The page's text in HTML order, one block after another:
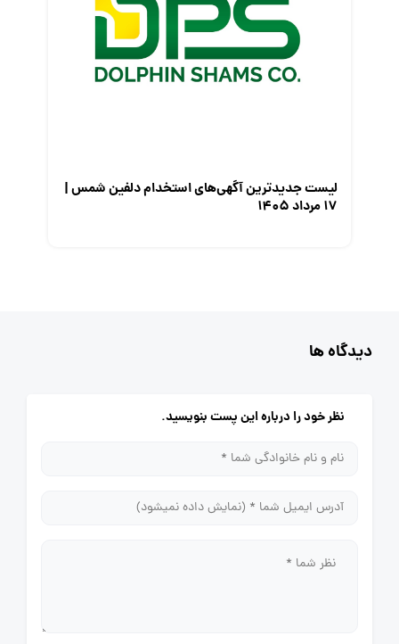
لیست جدیدترین آگهی‌های استخدام دلفین شمس |
۱۷ مرداد ۱۴۰۵
دیدگاه ها
نظر خود را درباره این پست بنویسید.